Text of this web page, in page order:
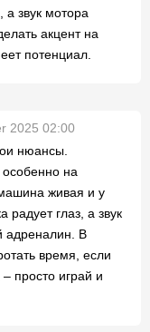
а звук мотора
акцент на
потенциал.
2025 02:00
нюансы.
особенно на
живая и у
радует глаз, а звук
адреналин. В
время, если
просто играй и